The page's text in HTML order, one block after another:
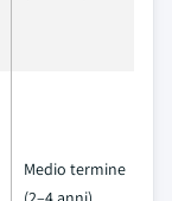
Medio termine